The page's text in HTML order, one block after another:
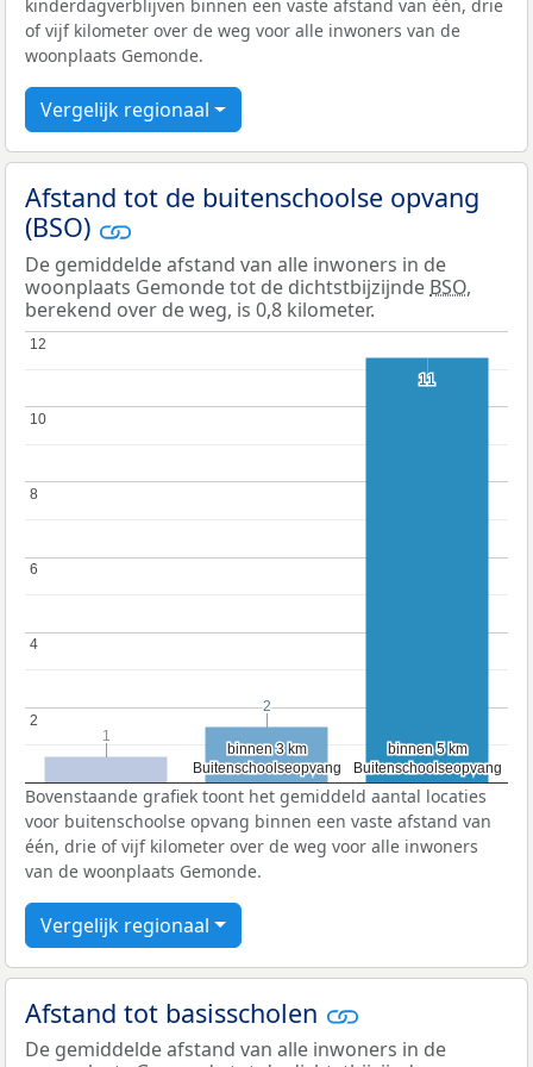
kinderdagverblijven binnen een vaste afstand van één, drie
of vijf kilometer over de weg voor alle inwoners van de
woonplaats Gemonde.
Vergelijk regionaal
Afstand tot de buitenschoolse opvang
(BSO)
De gemiddelde afstand van alle inwoners in de
woonplaats Gemonde tot de dichtstbijzijnde BSO,
berekend over de weg, is 0,8 kilometer.
Buitenschoolseopvang
Buitenschoolseopvang
binnen 3 km
binnen 3 km
Buitenschoolseopvang
Buitenschoolseopvang
binnen 5 km
binnen 5 km
2
2
4
4
6
6
8
8
10
10
12
12
1
1
2
2
11
11
Bovenstaande grafiek toont het gemiddeld aantal locaties
voor buitenschoolse opvang binnen een vaste afstand van
één, drie of vijf kilometer over de weg voor alle inwoners
van de woonplaats Gemonde.
Vergelijk regionaal
Afstand tot basisscholen
De gemiddelde afstand van alle inwoners in de